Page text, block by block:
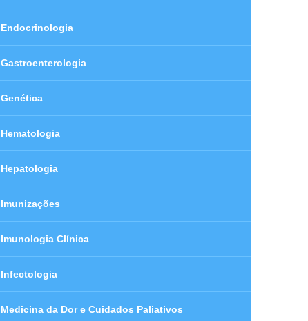
Endocrinologia
Gastroenterologia
Genética
Hematologia
Hepatologia
Imunizações
Imunologia Clínica
Infectologia
Medicina da Dor e Cuidados Paliativos